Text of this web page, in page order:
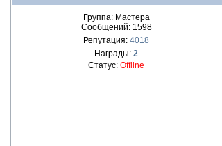
Группа: Мастера
Сообщений: 1598
Репутация: 4018
Награды: 2
Статус: Offline